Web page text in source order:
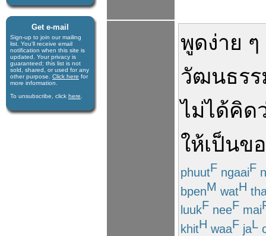
Get e-mail
Sign-up to join our mail­ing
list. You'll receive e­mail
notification when this site is
updated. Your privacy is
guaran­teed; this list is not
sold, shared, or used for any
other purpose. Click here for
more infor­mation.
To unsubscribe, click here
พูดง่าย ๆ
วัฒนธรร
ไม่ได้คิด
ให้เป็นข
phuutF ngaaiF
bpenM watH
luukF neeF mai
khitH waaF jaL